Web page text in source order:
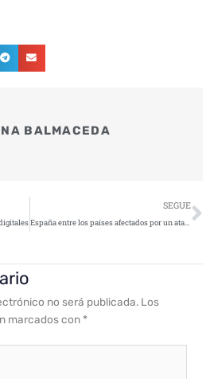
BALMACEDA
SEGUE
España entre los países afectados por un ataque a la cadena de suministro en Daemon Tools
no será publicada. Los
marcados con *